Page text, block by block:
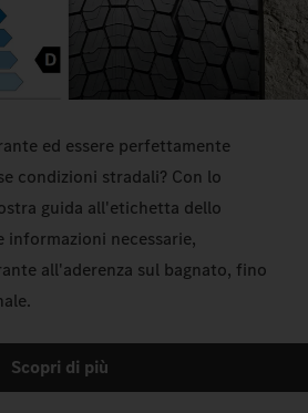
ed essere perfettamente
condizioni stradali? Con lo
guida all'etichetta dello
necessarie,
all'aderenza sul bagnato, fino
Scopri di più